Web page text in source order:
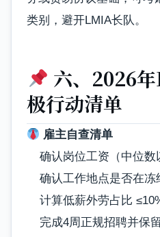
类别，避开LMIA长队。
六、2026
极行动清单
雇主自查清单
确认岗位工资（中位数
确认工作地点是否在冻
计算低薪外劳占比
完成4周正规招聘并保